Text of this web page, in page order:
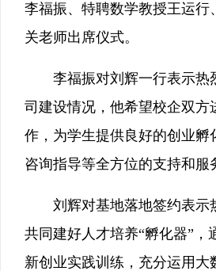
李福振、特聘数学教授王运行
关老师出席仪式。
李福振对刘辉一行表示热
司建设情况，他希望校企双方
作，为学生提供良好的创业孵
咨询指导等全方位的支持和服
刘辉对基地落地签约表示
共同建好人才培养“孵化器”，
新创业实践训练，充分运用大